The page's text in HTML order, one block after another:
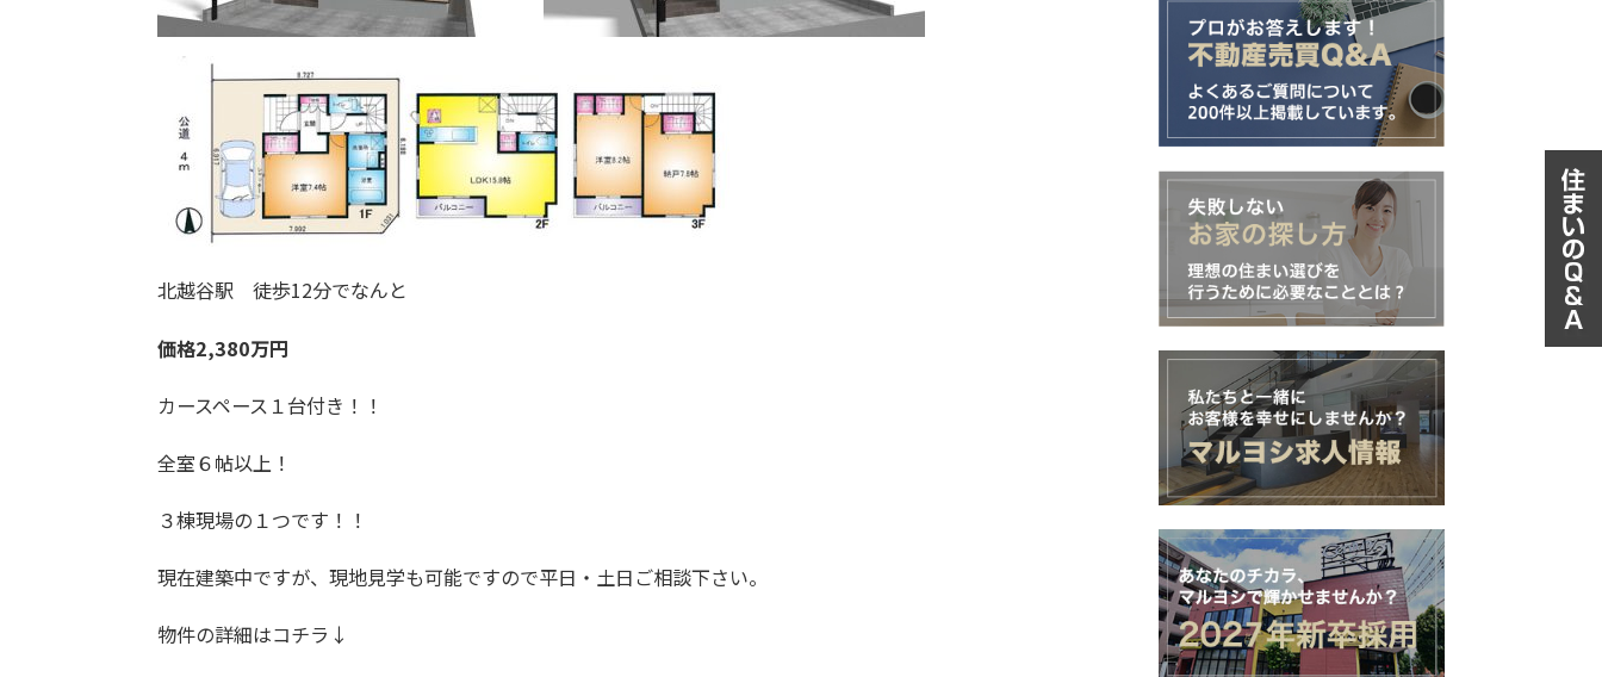
北越谷駅 徒歩12分でなんと
価格2,380万円
カースペース１台付き！！
全室６帖以上！
３棟現場の１つです！！
現在建築中ですが、現地見学も可能ですので平日・土日ご相談下さい。
物件の詳細はコチラ↓